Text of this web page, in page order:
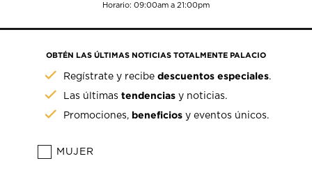
Horario: 09:00am a 21:00pm
OBTÉN LAS ÚLTIMAS NOTICIAS TOTALMENTE PALACIO
Regístrate y recibedescuentos especiales.
Las últimastendencias y noticias.
Promociones, beneficios y eventos únicos.
MUJER